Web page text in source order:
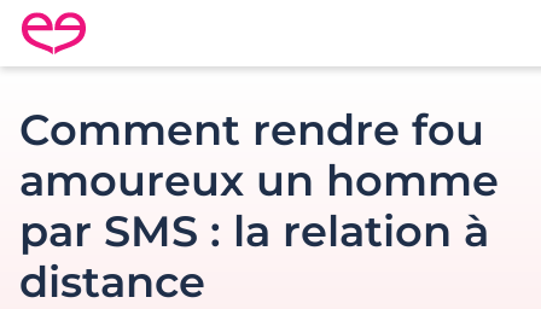
Rencontre en France avec Meetic
Comment rendre fou
amoureux un homme
par SMS : la relation à
distance